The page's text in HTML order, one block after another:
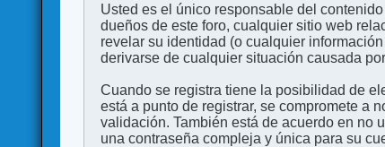
Usted es el único responsable del
dueños de este foro, cualquier sitio web
revelar su identidad (o cualquier
derivarse de cualquier situación causada
Cuando se registra tiene la posibilidad de
está a punto de registrar, se compromete a
validación. También está de acuerdo en no
una contraseña compleja y única para su